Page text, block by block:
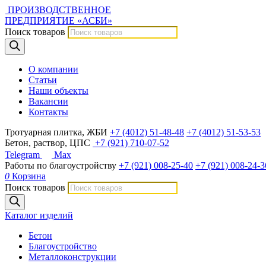
ПРОИЗВОДСТВЕННОЕ
ПРЕДПРИЯТИЕ «АСБИ»
Поиск товаров
О компании
Статьи
Наши объекты
Вакансии
Контакты
Тротуарная плитка, ЖБИ +7 (4012) 51-48-48 +7 (4012) 51-53-53
Бетон, раствор, ЦПС +7 (921) 710-07-52
Telegram
Max
Работы по благоустройству +7 (921) 008-25-40 +7 (921) 008-24-
0 Корзина
Поиск товаров
Каталог изделий
Бетон
Благоустройство
Металлоконструкции